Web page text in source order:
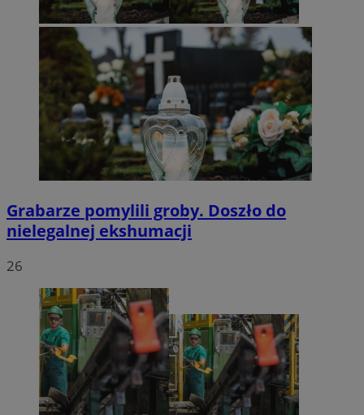
Grabarze pomylili groby. Doszło do
nielegalnej ekshumacji
26